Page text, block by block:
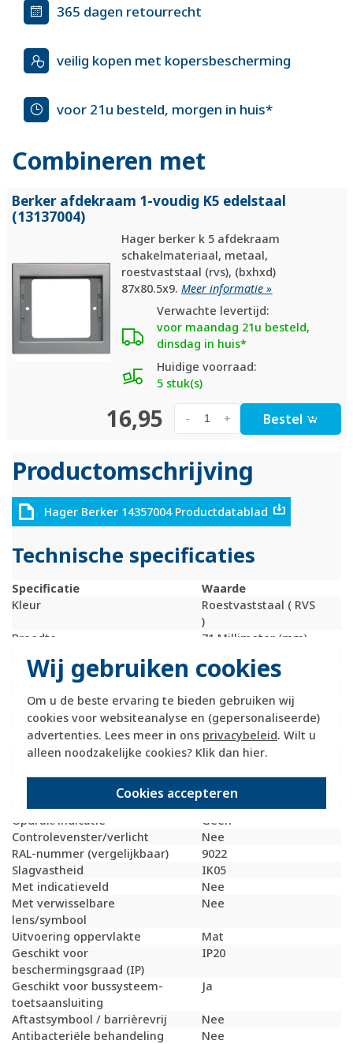
Wij gebruiken cookies
Om u de beste ervaring te bieden gebruiken wij
cookies voor websiteanalyse en (gepersonaliseerde)
advertenties. Lees meer in ons privacybeleid. Wilt u
alleen noodzakelijke cookies? Klik dan hier.
Cookies accepteren
365 dagen retourrecht
veilig kopen met kopersbescherming
voor 21u besteld, morgen in huis*
Combineren met
Berker afdekraam 1-voudig K5 edelstaal
(13137004)
Hager berker k 5 afdekraam
schakelmateriaal, metaal,
roestvaststaal (rvs), (bxhxd)
87x80.5x9.Meer informatie »
Verwachte levertijd:
voor maandag 21u besteld,
dinsdag in huis*
Huidige voorraad:
5 stuk(s)
16,95 +
- Bestel
Productomschrijving
Hager Berker 14357004 Productdatablad
Technische specificaties
Specificatie
Waarde
Kleur
Roestvaststaal ( RVS
)
Breedte
71 Millimeter (mm)
Halogeenvrij
Ja
Diepte
25 Millimeter (mm)
Gebruik
Schakelaar / drukker
Oppervlaktebescherming
Overig
Materiaalkwaliteit
Roestvaststaal ( RVS
Metaal
Opdruk/indicatie
Geen
Controlevenster/verlicht
Nee
RAL-nummer (vergelijkbaar)
9022
Slagvastheid
IK05
Met indicatieveld
Nee
Met verwisselbare
lens/symbool
Nee
Uitvoering oppervlakte
Mat
Geschikt voor
beschermingsgraad (IP)
IP20
Geschikt voor bussysteem-
toetsaansluiting
Ja
Aftastsymbool / barrièrevrij
Nee
Antibacteriële behandeling
Nee